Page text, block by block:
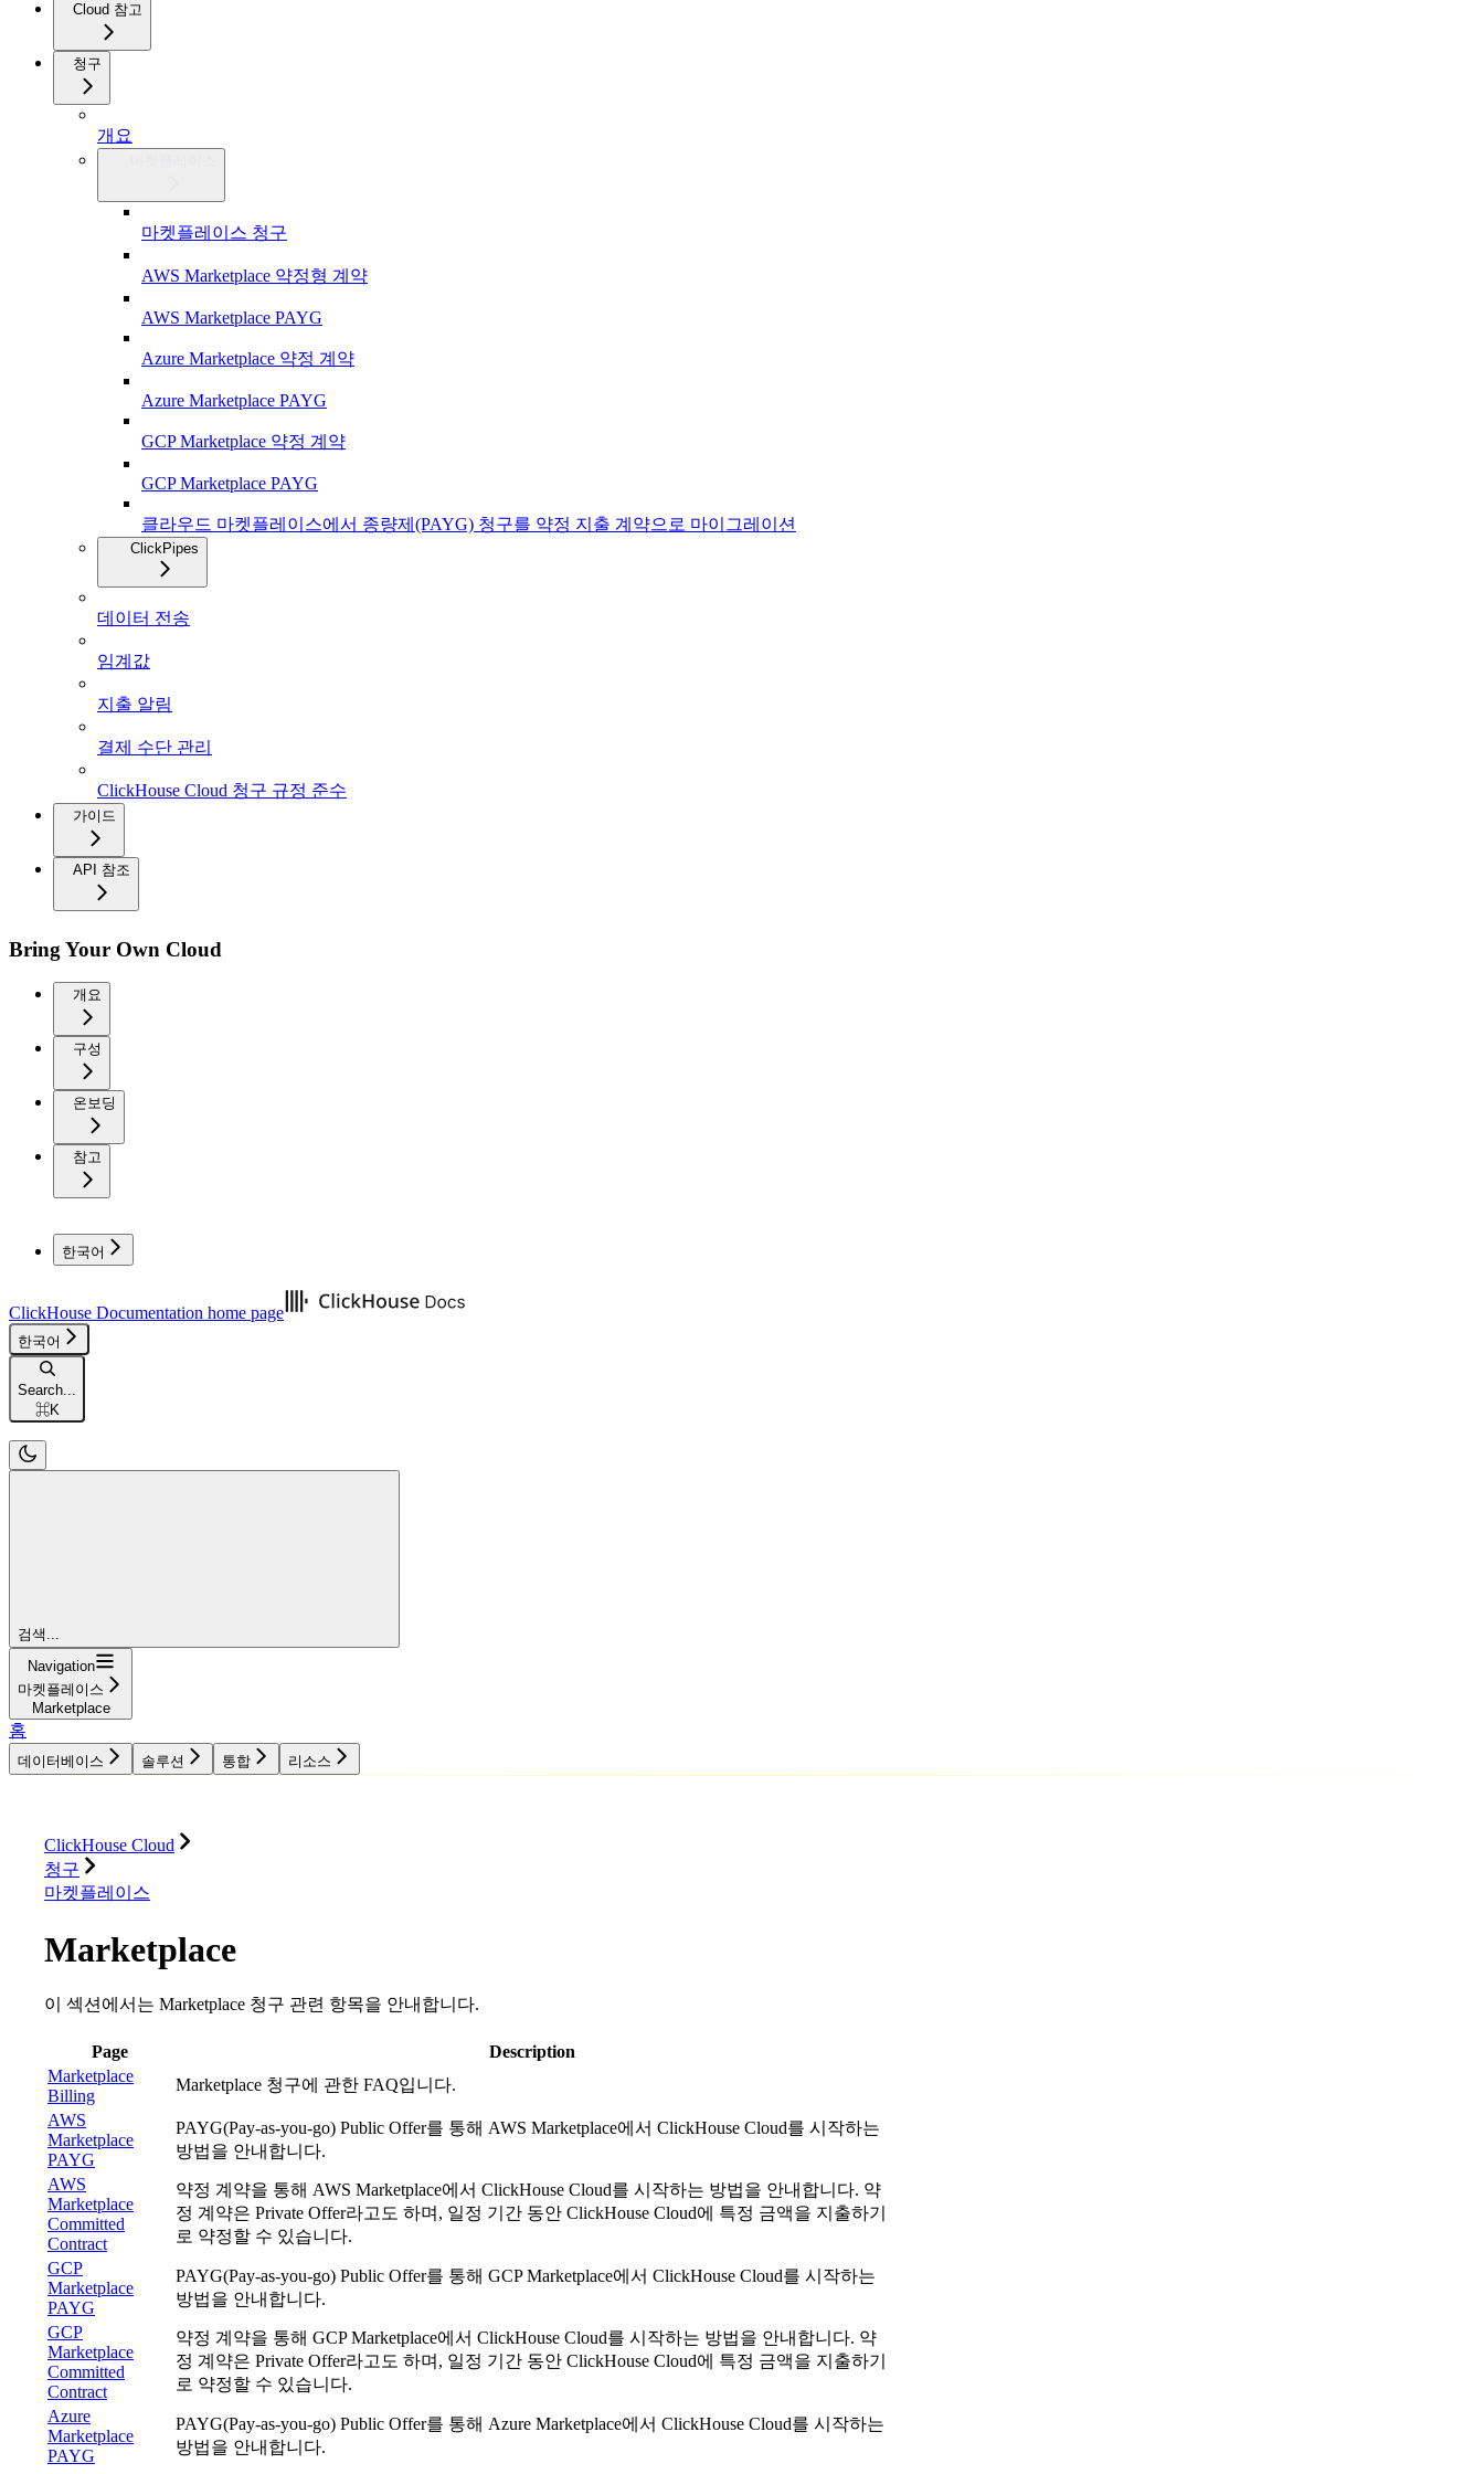
Cloud 참고
청구
개요
마켓플레이스 청구
AWS Marketplace 약정형 계약
AWS Marketplace PAYG
Azure Marketplace 약정 계약
Azure Marketplace PAYG
GCP Marketplace 약정 계약
GCP Marketplace PAYG
클라우드 마켓플레이스에서 종량제(PAYG) 청구를 약정 지출 계약으로 마이그레이션
ClickPipes
데이터 전송
임계값
지출 알림
결제 수단 관리
ClickHouse Cloud 청구 규정 준수
가이드
API 참조
Bring Your Own Cloud
개요
구성
온보딩
참고
한국어
ClickHouse Documentation home page
한국어
Search...
⌘K
검색...
Navigation
마켓플레이스
Marketplace
홈
데이터베이스 솔루션 통합 리소스
ClickHouse Cloud
청구
마켓플레이스
Marketplace
이 섹션에서는 Marketplace 청구 관련 항목을 안내합니다.
Page
Description
Marketplace
Billing
Marketplace 청구에 관한 FAQ입니다.
AWS
Marketplace
PAYG
PAYG(Pay-as-you-go) Public Offer를 통해 AWS Marketplace에서 ClickHouse Cloud를 시작하는
방법을 안내합니다.
AWS
Marketplace
Committed
Contract
약정 계약을 통해 AWS Marketplace에서 ClickHouse Cloud를 시작하는 방법을 안내합니다. 약
정 계약은 Private Offer라고도 하며, 일정 기간 동안 ClickHouse Cloud에 특정 금액을 지출하기
로 약정할 수 있습니다.
GCP
Marketplace
PAYG
PAYG(Pay-as-you-go) Public Offer를 통해 GCP Marketplace에서 ClickHouse Cloud를 시작하는
방법을 안내합니다.
GCP
Marketplace
Committed
Contract
약정 계약을 통해 GCP Marketplace에서 ClickHouse Cloud를 시작하는 방법을 안내합니다. 약
정 계약은 Private Offer라고도 하며, 일정 기간 동안 ClickHouse Cloud에 특정 금액을 지출하기
로 약정할 수 있습니다.
Azure
Marketplace
PAYG
PAYG(Pay-as-you-go) Public Offer를 통해 Azure Marketplace에서 ClickHouse Cloud를 시작하는
방법을 안내합니다.